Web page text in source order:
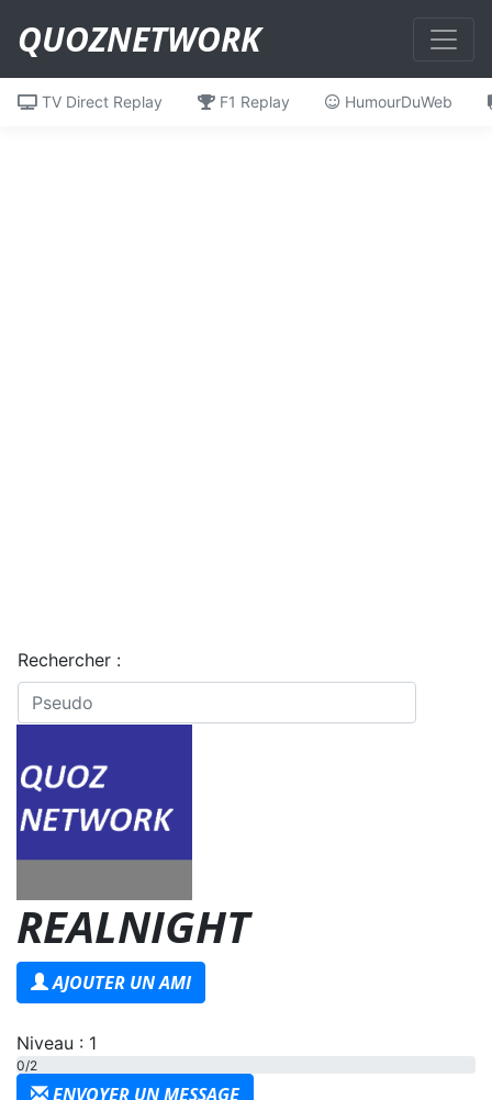
QUOZNETWORK
TV Direct Replay F1 Replay HumourDuWeb
Rechercher :
REALNIGHT
AJOUTER UN AMI
Niveau : 1
0/2
ENVOYER UN MESSAGE